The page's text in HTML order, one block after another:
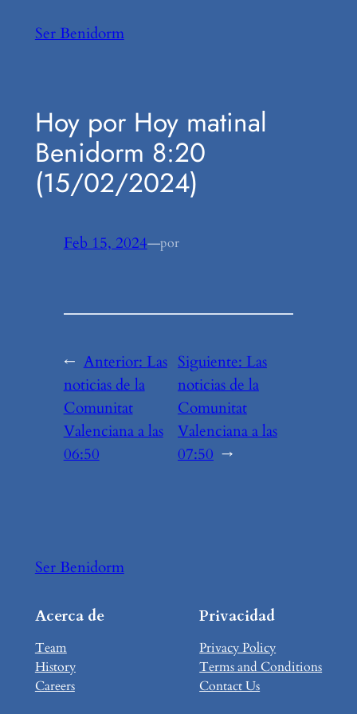
Ser Benidorm
Hoy por Hoy matinal
Benidorm 8:20
(15/02/2024)
Feb 15, 2024—por
← Anterior: Las
noticias de la
Comunitat
Valenciana a las
06:50
Siguiente: Las
noticias de la
Comunitat
Valenciana a las
07:50 →
Ser Benidorm
Acerca de
Team
History
Careers
Privacidad
Privacy Policy
Terms and Conditions
Contact Us